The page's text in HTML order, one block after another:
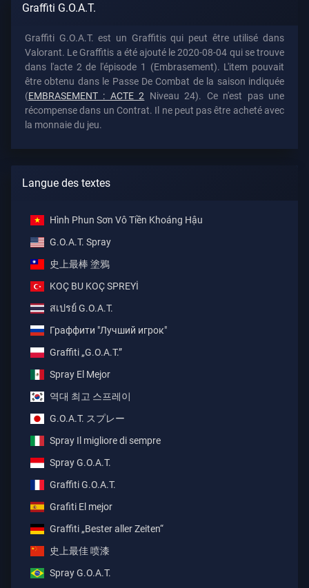
Graffiti G.O.A.T.
Graffiti G.O.A.T. est un Graffitis qui peut être utilisé dans
Valorant. Le Graffitis a été ajouté le 2020-08-04 qui se trouve
dans l'acte 2 de l'épisode 1 (Embrasement). L'item pouvait
être obtenu dans le Passe De Combat de la saison indiquée
(EMBRASEMENT : ACTE 2 Niveau 24). Ce n'est pas une
récompense dans un Contrat. Il ne peut pas être acheté avec
la monnaie du jeu.
Langue des textes
Hình Phun Sơn Vô Tiền Khoáng Hậu
G.O.A.T. Spray
史上最棒 塗鴉
KOÇ BU KOÇ SPREYİ
สเปรย์ G.O.A.T.
Граффити "Лучший игрок"
Graffiti „G.O.A.T.”
Spray El Mejor
역대 최고 스프레이
G.O.A.T. スプレー
Spray Il migliore di sempre
Spray G.O.A.T.
Graffiti G.O.A.T.
Grafiti El mejor
Graffiti „Bester aller Zeiten“
史上最佳 喷漆
Spray G.O.A.T.